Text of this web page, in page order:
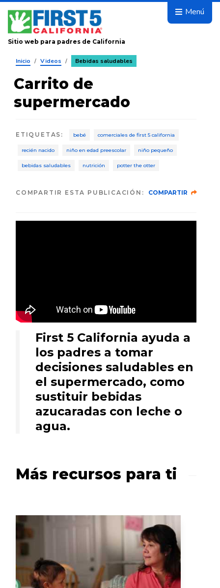
Avanza
Menú
Sitio web para padres de California
Inicio / Videos / Bebidas saludables
Carrito de
supermercado
ETIQUETAS : bebé comerciales de first 5 california
recién nacido niño en edad preescolar niño pequeño
bebidas saludables nutrición potter the otter
COMPARTIR ESTA PUBLICACIÓN: COMPARTIR
First 5 California ayuda a
los padres a tomar
decisiones saludables en
el supermercado, como
sustituir bebidas
azucaradas con leche o
agua.
Más recursos para ti